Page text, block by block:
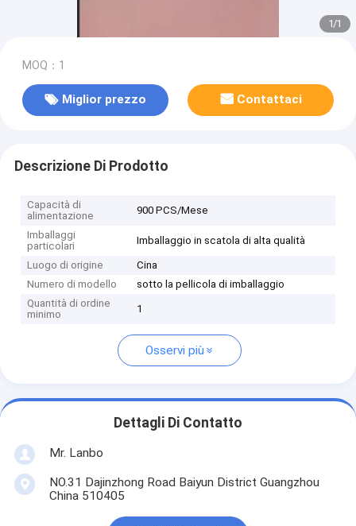
1/1
MOQ：1
Miglior prezzo Contattaci
Descrizione Di Prodotto
Capacità di
alimentazione
900 PCS/Mese
Imballaggi
particolari
Imballaggio in scatola di alta qualità
Luogo di origine
Cina
Numero di modello
sotto la pellicola di imballaggio
Quantità di ordine
minimo
1
Osservi più
Dettagli Di Contatto
Mr. Lanbo
NO.31 Dajinzhong Road Baiyun District Guangzhou
China 510405